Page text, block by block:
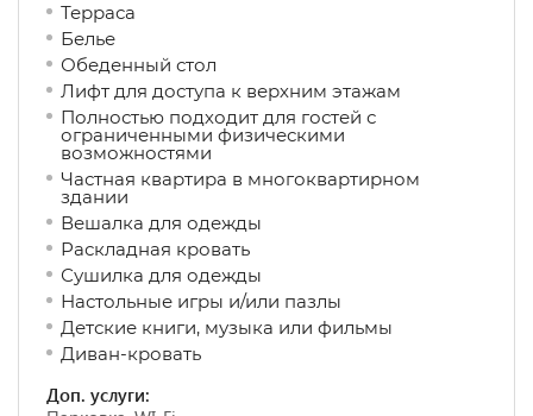
Терраса
Белье
Обеденный стол
Лифт для доступа к верхним этажам
Полностью подходит для гостей с
ограниченными физическими
возможностями
Частная квартира в многоквартирном
здании
Вешалка для одежды
Раскладная кровать
Сушилка для одежды
Настольные игры и/или пазлы
Детские книги, музыка или фильмы
Диван-кровать
Доп. услуги: